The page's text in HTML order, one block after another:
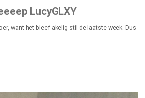
LucyGLXY
want het bleef akelig stil de laatste week. Dus